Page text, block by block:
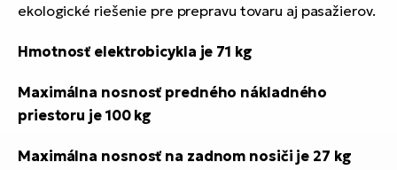
ekologické riešenie pre prepravu tovaru aj pasažierov.
Hmotnosť elektrobicykla je 71 kg
Maximálna nosnosť predného nákladného
priestoru je 100 kg
Maximálna nosnosť na zadnom nosiči je 27 kg